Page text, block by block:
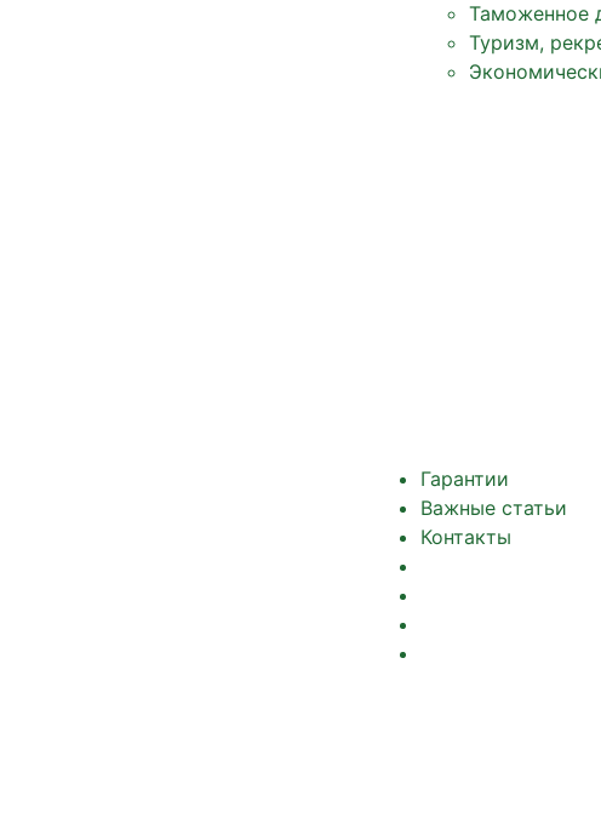
Таможенное
Туризм,
Гарантии
Важные статьи
Контакты